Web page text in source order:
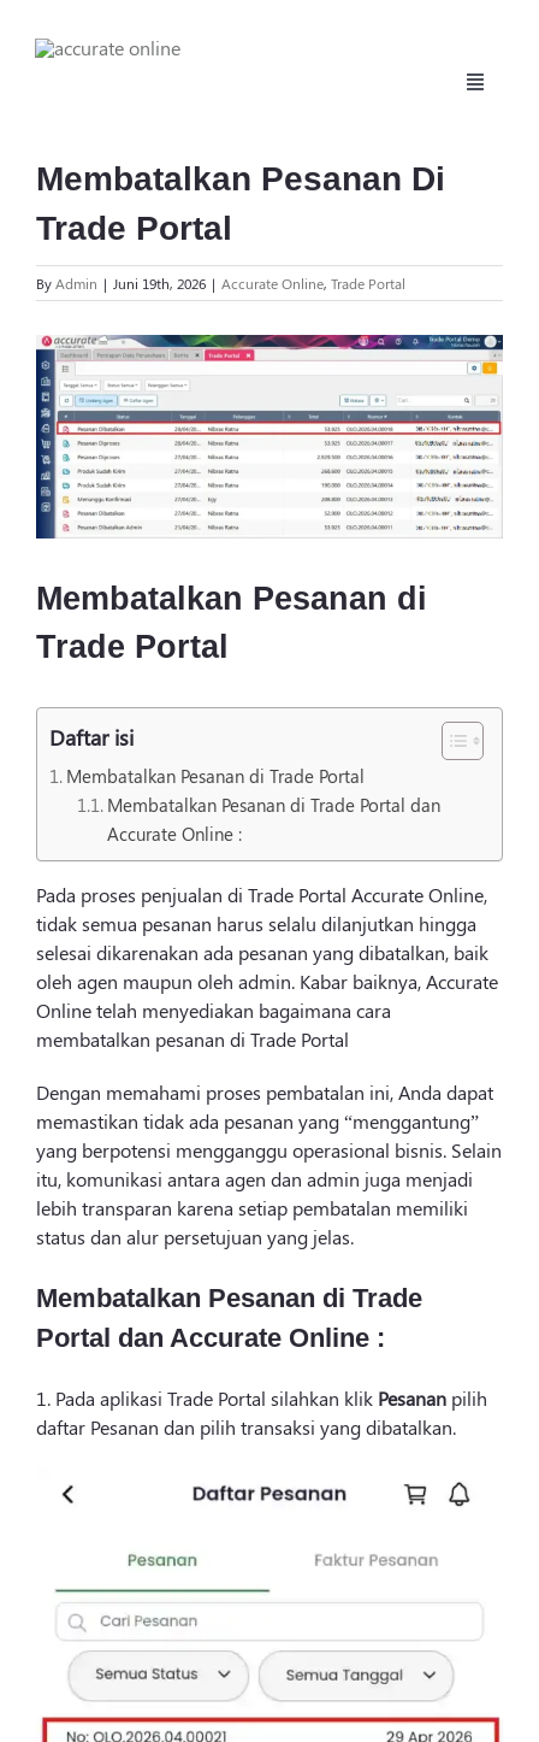
Toggle
Harga
Daftar
Login
Membatalkan Pesanan Di
Trade Portal
ByAdmin | Juni 19th, 2026 | Accurate Online, Trade Portal
View
Larger
Image
Membatalkan Pesanan di
Trade Portal
Daftar isi
Membatalkan Pesanan di Trade Portal
Membatalkan Pesanan di Trade Portal dan
Accurate Online :
Pada proses penjualan di Trade Portal Accurate Online,
tidak semua pesanan harus selalu dilanjutkan hingga
selesai dikarenakan ada pesanan yang dibatalkan, baik
oleh agen maupun oleh admin. Kabar baiknya, Accurate
Online telah menyediakan bagaimana cara
membatalkan pesanan di Trade Portal
Dengan memahami proses pembatalan ini, Anda dapat
memastikan tidak ada pesanan yang “menggantung”
yang berpotensi mengganggu operasional bisnis. Selain
itu, komunikasi antara agen dan admin juga menjadi
lebih transparan karena setiap pembatalan memiliki
status dan alur persetujuan yang jelas.
Membatalkan Pesanan di Trade
Portal dan Accurate Online :
1. Pada aplikasi Trade Portal silahkan klik Pesanan pilih
daftar Pesanan dan pilih transaksi yang dibatalkan.